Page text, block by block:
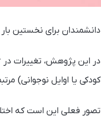
دانشمندان برای نخستین
کودکی یا اوایل نوجوانی)
تصور فعلی این است که